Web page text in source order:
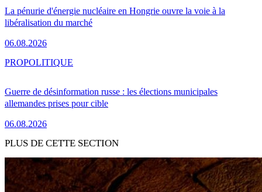
La pénurie d'énergie nucléaire en Hongrie ouvre la voie à la
libéralisation du marché
06.08.2026
Guerre de désinformation russe : les élections municipales
allemandes prises pour cible
06.08.2026
PROPOLITIQUE
PLUS DE CETTE SECTION